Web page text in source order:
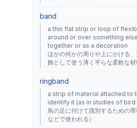
band
a thin flat strip or loop of
around or over something
together or as a decoration
ほかの何かの周りや上にかける
飾として使う薄く平らな柔軟な
ringband
a strip of material attached to
identify it (as in studies of bird
鳥の足に付けて識別するための
などで使われる）